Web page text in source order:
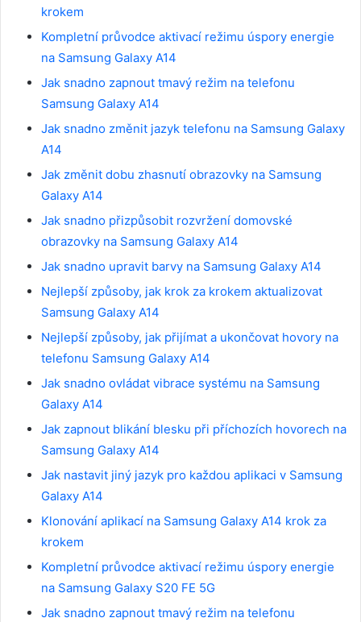
krokem
Kompletní průvodce aktivací režimu úspory energie
na Samsung Galaxy A14
Jak snadno zapnout tmavý režim na telefonu
Samsung Galaxy A14
Jak snadno změnit jazyk telefonu na Samsung Galaxy
A14
Jak změnit dobu zhasnutí obrazovky na Samsung
Galaxy A14
Jak snadno přizpůsobit rozvržení domovské
obrazovky na Samsung Galaxy A14
Jak snadno upravit barvy na Samsung Galaxy A14
Nejlepší způsoby, jak krok za krokem aktualizovat
Samsung Galaxy A14
Nejlepší způsoby, jak přijímat a ukončovat hovory na
telefonu Samsung Galaxy A14
Jak snadno ovládat vibrace systému na Samsung
Galaxy A14
Jak zapnout blikání blesku při příchozích hovorech na
Samsung Galaxy A14
Jak nastavit jiný jazyk pro každou aplikaci v Samsung
Galaxy A14
Klonování aplikací na Samsung Galaxy A14 krok za
krokem
Kompletní průvodce aktivací režimu úspory energie
na Samsung Galaxy S20 FE 5G
Jak snadno zapnout tmavý režim na telefonu